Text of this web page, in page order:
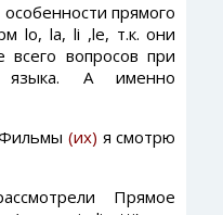
прямого
lo, la, li ,le, т.к. они
вопросов при
языка. А именно
(их) я смотрю
Прямое